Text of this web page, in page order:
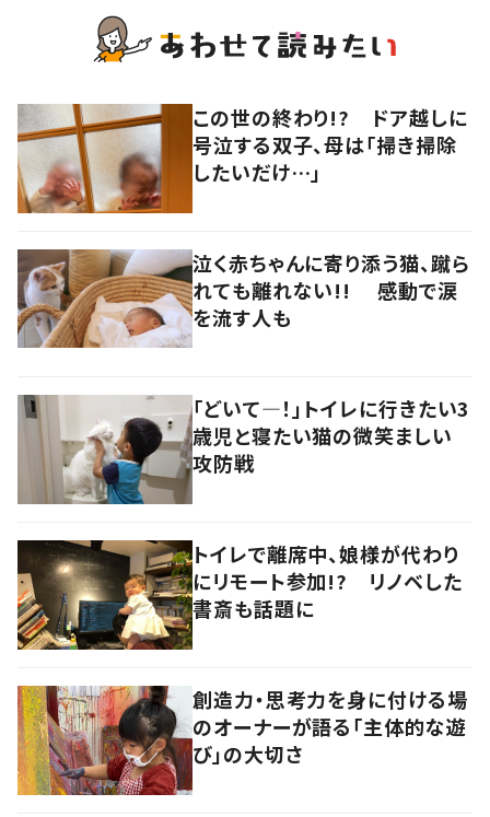
この世の終わり!? ドア越しに
号泣する双子、母は「掃き掃除
したいだけ…」
泣く赤ちゃんに寄り添う猫、蹴ら
れても離れない!! 感動で涙
を流す人も
「どいて―！」トイレに行きたい3
歳児と寝たい猫の微笑ましい
攻防戦
トイレで離席中、娘様が代わり
にリモート参加!? リノベした
書斎も話題に
創造力・思考力を身に付ける場
のオーナーが語る「主体的な遊
び」の大切さ